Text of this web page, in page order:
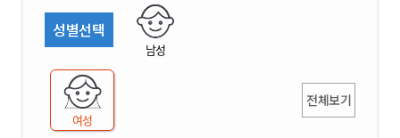
성별선택
남성
여성
전체보기